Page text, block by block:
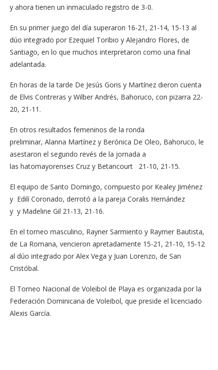
y ahora tienen un inmaculado registro de 3-0.
En su primer juego del día superaron 16-21, 21-14, 15-13 al
dúo integrado por Ezequiel Toribio y Alejandro Flores, de
Santiago, en lo que muchos interpretaron como una final
adelantada.
En horas de la tarde De Jesús Goris y Martínez dieron cuenta
de Elvis Contreras y Wilber Andrés, Bahoruco, con pizarra 22-
20, 21-11.
En otros resultados femeninos de la ronda
preliminar, Alanna Martínez y Berónica De Oleo, Bahoruco, le
asestaron el segundo revés de la jornada a
las hatomayorenses Cruz y Betancourt 21-10, 21-15.
El equipo de Santo Domingo, compuesto por Kealey Jiménez
y Edilí Coronado, derrotó a la pareja Coralis Hernández
y y Madeline Gil 21-13, 21-16.
En el torneo masculino, Rayner Sarmiento y Raymer Bautista,
de La Romana, vencieron apretadamente 15-21, 21-10, 15-12
al dúo integrado por Alex Vega y Juan Lorenzo, de San
Cristóbal.
El Torneo Nacional de Voleibol de Playa es organizada por la
Federación Dominicana de Voleibol, que preside el licenciado
Alexis García.